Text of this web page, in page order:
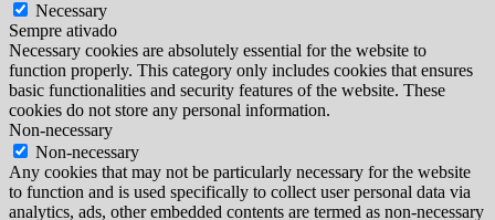
Necessary
Sempre ativado
Necessary cookies are absolutely essential for the website to
function properly. This category only includes cookies that ensures
basic functionalities and security features of the website. These
cookies do not store any personal information.
Non-necessary
Non-necessary
Any cookies that may not be particularly necessary for the website
to function and is used specifically to collect user personal data via
analytics, ads, other embedded contents are termed as non-necessary